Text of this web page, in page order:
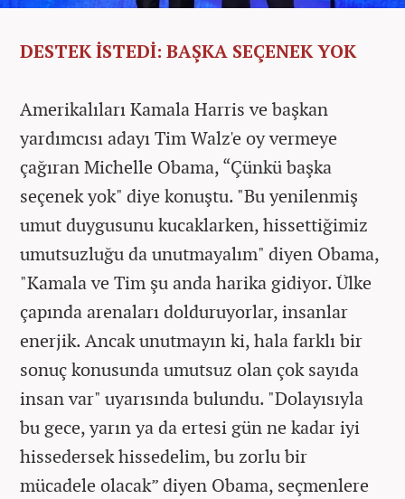
DESTEK İSTEDİ: BAŞKA SEÇENEK YOK
Amerikalıları Kamala Harris ve başkan
yardımcısı adayı Tim Walz'e oy vermeye
çağıran Michelle Obama, “Çünkü başka
seçenek yok" diye konuştu. "Bu yenilenmiş
umut duygusunu kucaklarken, hissettiğimiz
umutsuzluğu da unutmayalım" diyen Obama,
"Kamala ve Tim şu anda harika gidiyor. Ülke
çapında arenaları dolduruyorlar, insanlar
enerjik. Ancak unutmayın ki, hala farklı bir
sonuç konusunda umutsuz olan çok sayıda
insan var" uyarısında bulundu. "Dolayısıyla
bu gece, yarın ya da ertesi gün ne kadar iyi
hissedersek hissedelim, bu zorlu bir
mücadele olacak” diyen Obama, seçmenlere